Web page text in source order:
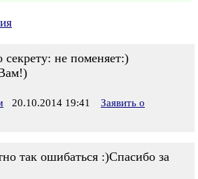
не поменяет:)
20.10.2014 19:41
Заявить о
так ошибаться :)Спасибо за